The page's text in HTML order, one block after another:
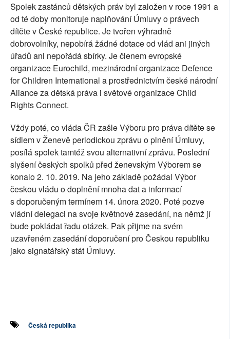
Spolek zastánců dětských práv byl založen v roce 1991 a
od té doby monitoruje naplňování Úmluvy o právech
dítěte v České republice. Je tvořen výhradně
dobrovolníky, nepobírá žádné dotace od vlád ani jiných
úřadů ani nepořádá sbírky. Je členem evropské
organizace Eurochild, mezinárodní organizace Defence
for Children International a prostřednictvím české národní
Aliance za dětská práva i světové organizace Child
Rights Connect.
Vždy poté, co vláda ČR zašle Výboru pro práva dítěte se
sídlem v Ženevě periodickou zprávu o plnění Úmluvy,
posílá spolek tamtéž svou alternativní zprávu. Poslední
slyšení českých spolků před ženevským Výborem se
konalo 2. 10. 2019. Na jeho základě požádal Výbor
českou vládu o doplnění mnoha dat a informací
s doporučeným termínem 14. února 2020. Poté pozve
vládní delegaci na svoje květnové zasedání, na němž jí
bude pokládat řadu otázek. Pak přijme na svém
uzavřeném zasedání doporučení pro Českou republiku
jako signatářský stát Úmluvy.
Česká republika